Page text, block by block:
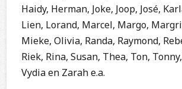
Haidy, Herman, Joke, Joop, José,
Lien, Lorand, Marcel, Margo,
Mieke, Olivia, Randa, Raymond,
Riek, Rina, Susan, Thea, Ton,
Vydia en Zarah e.a.